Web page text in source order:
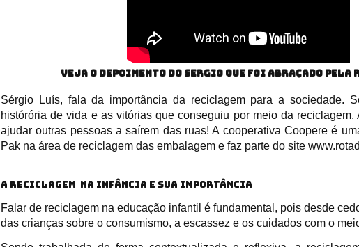
veja o depoimento do Sergio que foi abraçado pela
Sérgio Luís, fala da importância da reciclagem para a sociedade.
histórória de vida e as vitórias que conseguiu por meio da reciclagem.
ajudar outras pessoas a saírem das ruas! A cooperativa Coopere é
Pak na área de reciclagem das embalagem e faz parte do site
A RECICLAGEM NA INFÂNCIA E SUA IMPORTÂNCIA
Falar de reciclagem na educação infantil é fundamental, pois desde
das crianças sobre o consumismo, a escassez e os cuidados com o